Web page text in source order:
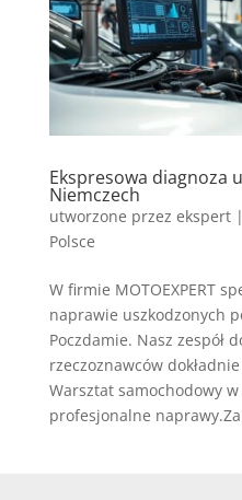
Ekspresowa diagnoza
Niemczech
utworzone przez ekspert|
Polsce
W firmie MOTOEXPERT
naprawie uszkodzonych
Poczdamie. Nasz zespół
rzeczoznawców
Warsztat samochodowy
profesjonalne